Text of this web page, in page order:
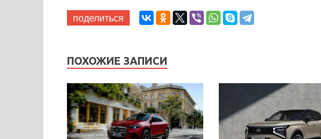
поделиться
ПОХОЖИЕ ЗАПИСИ